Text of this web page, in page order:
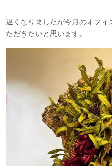
遅くなりましたが今月のオフ
ただきたいと思います。